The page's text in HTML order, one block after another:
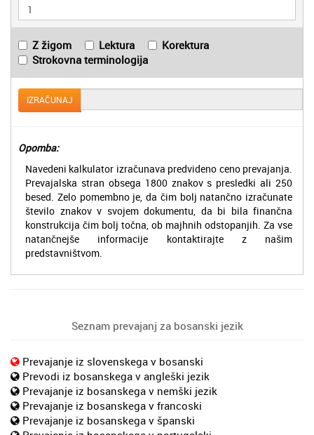
Z žigom Lektura
Korektura
Strokovna terminologija
IZRAČUNAJ
Opomba:
Navedeni kalkulator izračunava predvideno ceno prevajanja.
Prevajalska stran obsega 1800 znakov s presledki ali 250
besed. Zelo pomembno je, da čim bolj natančno izračunate
število znakov v svojem dokumentu, da bi bila finančna
konstrukcija čim bolj točna, ob majhnih odstopanjih. Za vse
natančnejše informacije kontaktirajte z našim
predstavništvom.
Seznam prevajanj za bosanski jezik
Prevajanje iz slovenskega v bosanski
Prevodi iz bosanskega v angleški jezik
Prevajanje iz bosanskega v nemški jezik
Prevajanje iz bosanskega v francoski
Prevajanje iz bosanskega v španski